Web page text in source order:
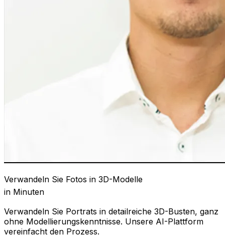
Verwandeln Sie Fotos in 3D-Modelle
in Minuten
Verwandeln Sie Portrats in detailreiche 3D-Busten, ganz
ohne Modellierungskenntnisse. Unsere AI-Plattform
vereinfacht den Prozess.